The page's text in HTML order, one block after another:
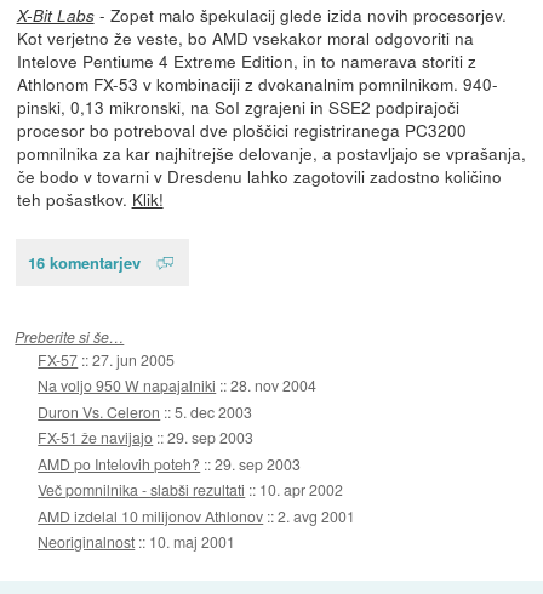
X-Bit Labs- Zopet malo špekulacij glede izida novih procesorjev.
Kot verjetno že veste, bo AMD vsekakor moral odgovoriti na
Intelove Pentiume 4 Extreme Edition, in to namerava storiti z
Athlonom FX-53 v kombinaciji z dvokanalnim pomnilnikom. 940-
pinski, 0,13 mikronski, na SoI zgrajeni in SSE2 podpirajoči
procesor bo potreboval dve ploščici registriranega PC3200
pomnilnika za kar najhitrejše delovanje, a postavljajo se vprašanja,
če bodo v tovarni v Dresdenu lahko zagotovili zadostno količino
teh pošastkov. Klik!
16 komentarjev
Preberite si še…
FX-57 ::27. jun 2005
Na voljo 950 W napajalniki ::28. nov 2004
Duron Vs. Celeron ::5. dec 2003
FX-51 že navijajo ::29. sep 2003
AMD po Intelovih poteh? ::29. sep 2003
Več pomnilnika - slabši rezultati :: 10. apr 2002
AMD izdelal 10 milijonov Athlonov ::2. avg 2001
Neoriginalnost :: 10. maj 2001